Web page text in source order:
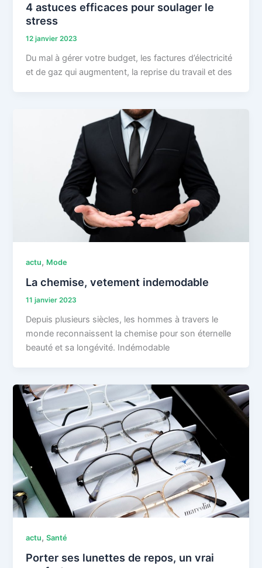
4 astuces efficaces pour soulager le
stress
12 janvier 2023
Du mal à gérer votre budget, les factures d’électricité
et de gaz qui augmentent, la reprise du travail et des
actu, Mode
La chemise, vetement indemodable
11 janvier 2023
Depuis plusieurs siècles, les hommes à travers le
monde reconnaissent la chemise pour son éternelle
beauté et sa longévité. Indémodable
actu,Santé
Porter ses lunettes de repos, un vrai